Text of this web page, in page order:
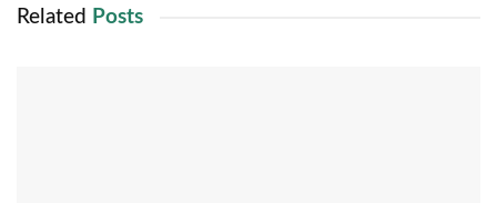
Related Posts